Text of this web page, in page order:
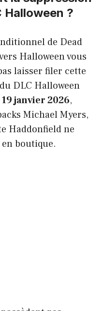
Halloween ?
de Dead
Halloween vous
laisser filer cette
DLC Halloween
19 janvier 2026,
Michael Myers,
Haddonfield ne
boutique.